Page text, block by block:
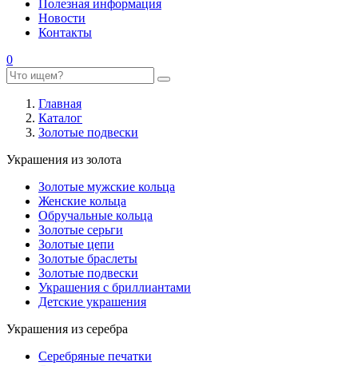
Полезная информация
Новости
Контакты
0
Главная
Каталог
Золотые подвески
Украшения из золота
Золотые мужские кольца
Женские кольца
Обручальные кольца
Золотые серьги
Золотые цепи
Золотые браслеты
Золотые подвески
Украшения с бриллиантами
Детские украшения
Украшения из серебра
Серебряные печатки